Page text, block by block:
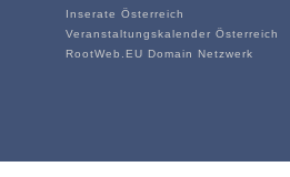
Inserate Österreich
Veranstaltungskalender Österreich
RootWeb.EU Domain Netzwerk